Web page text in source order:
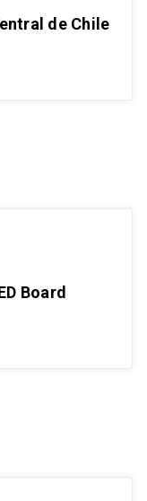
de Chile
Board